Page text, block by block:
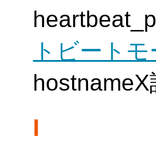
トビート
I